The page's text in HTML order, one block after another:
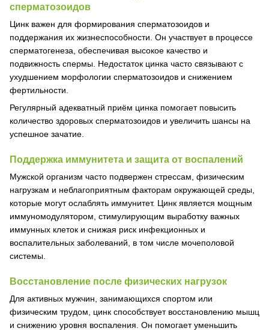
сперматозоидов
Цинк важен для формирования сперматозоидов и
поддержания их жизнеспособности. Он участвует в процессе
сперматогенеза, обеспечивая высокое качество и
подвижность спермы. Недостаток цинка часто связывают с
ухудшением морфологии сперматозоидов и снижением
фертильности.
Регулярный адекватный приём цинка помогает повысить
количество здоровых сперматозоидов и увеличить шансы на
успешное зачатие.
Поддержка иммунитета и защита от воспалений
Мужской организм часто подвержен стрессам, физическим
нагрузкам и неблагоприятным факторам окружающей среды,
которые могут ослаблять иммунитет. Цинк является мощным
иммуномодулятором, стимулирующим выработку важных
иммунных клеток и снижая риск инфекционных и
воспалительных заболеваний, в том числе мочеполовой
системы.
Восстановление после физических нагрузок
Для активных мужчин, занимающихся спортом или
физическим трудом, цинк способствует восстановлению мышц
и снижению уровня воспаления. Он помогает уменьшить